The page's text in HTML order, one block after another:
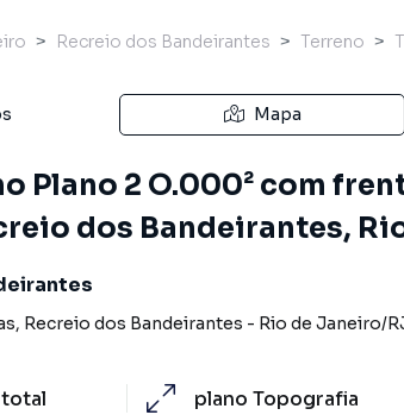
Recreio dos Bandeirantes Terreno
Mapa
Plano 2 O.000² com
dos Bandeirantes,
, Recreio dos Bandeirantes - Rio de Janeiro/
total plano Topografia